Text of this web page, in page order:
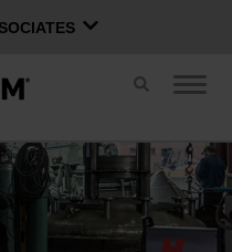
ラズマ
ジェット
グループ
切
え
ス
イ
ッ
チ
ナ
ー
シ
ョ
ン